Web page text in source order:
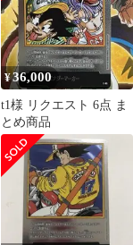
¥36,000
t1様 リクエスト 6点 ま
とめ商品